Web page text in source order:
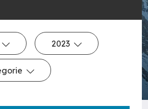
2023